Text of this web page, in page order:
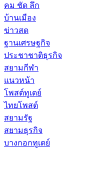
คม ชัด ลึก
บ้านเมือง
ข่าวสด
ฐานเศรษฐกิจ
ประชาชาติธุรกิจ
สยามกีฬา
แนวหน้า
โพสต์ทูเดย์
ไทยโพสต์
สยามรัฐ
สยามธุรกิจ
บางกอกทูเดย์